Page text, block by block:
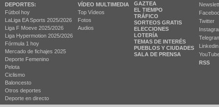
DEPORTES:
Fútbol hoy
LaLiga EA Sports 2025/2026
Liga F Moeve 2025/2026
Liga Hypermotion 2025/2026
Fórmula 1 hoy
Mercado de fichajes 2025
Deporte Femenino
Pelota
Ciclismo
Baloncesto
Otros deportes
Deporte en directo
VÍDEO MULTIMEDIA
Top Vídeos
Fotos
Audios
GAZTEA
EL TIEMPO
TRÁFICO
SORTEOS GRATIS
ELECCIONES
LOTERÍA
TEMAS DE INTERÉS
PUEBLOS Y CIUDADES
SALA DE PRENSA
Twitter
Linkedin
RSS